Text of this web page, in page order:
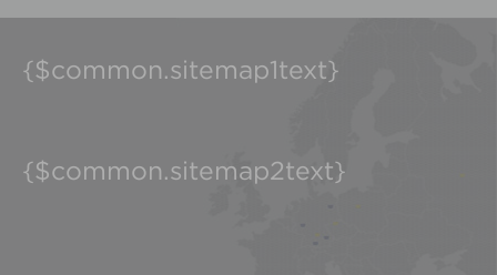
{$common.sitemap1text}
{$common.sitemap2text}